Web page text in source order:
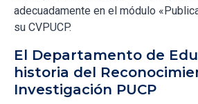
adecuadamente en el módulo
su CVPUCP.
El Departamento de
historia del
Investigación PUCP